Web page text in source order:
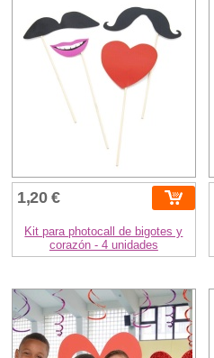
1,20 €
Kit para photocall de bigotes y
corazón - 4 unidades